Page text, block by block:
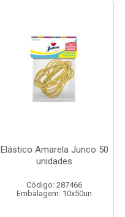
Elástico Amarela Junco 50
unidades
Código: 287466
Embalagem: 10x50un